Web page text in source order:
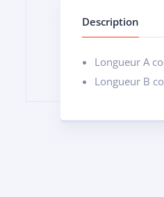
Description
Longueur A
Longueur B